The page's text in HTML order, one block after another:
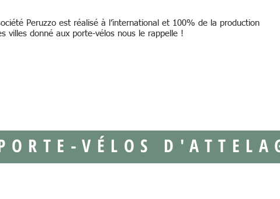
Peruzzo est réalisé à l’international et 100% de la production
villes donné aux porte-vélos nous le rappelle !
VÉLOS